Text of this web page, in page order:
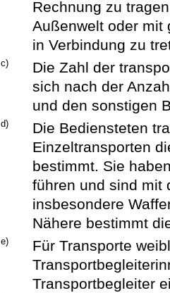
Rechnung zu
Außenwelt oder mit
in Verbindung zu
c)
Die Zahl der
sich nach der
und den sonstigen
d)
Die Bediensteten
Einzeltransporten
bestimmt. Sie
führen und sind mit
insbesondere
Nähere bestimmt
e)
Für Transporte
Transportbegleiter